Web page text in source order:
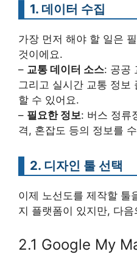
1. 데이터 수집
가장 먼저 해야 할 일은
것이에요.
– 교통 데이터 소스: 공공
그리고 실시간 교통 정보
할 수 있어요.
– 필요한 정보: 버스 정류
격, 혼잡도 등의 정보를
2. 디자인 툴 선택
이제 노선도를 제작할 툴
지 플랫폼이 있지만, 다
2.1 Google My